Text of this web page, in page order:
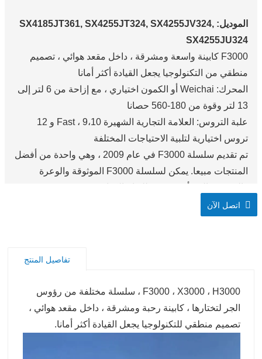
الموديل: SX4185JT361, SX4255JT324, SX4255JV324,
SX4255JU324
F3000 كابينة واسعة ومشرقة ، داخل مقعد هوائي ، تصميم
منطقي من التكنولوجيا يجعل القيادة أكثر أمانا
المحرك: Weichai أو الكمون اختياري ، مع إزاحة من 6 لتر إلى
13 لتر وقوة من 180-560 حصانا
علبة التروس: العلامة التجارية الشهيرة Fast ، 9،10 و 12
تروس اختيارية لتلبية الاحتياجات المختلفة
تم تقديم سلسلة F3000 في عام 2009 ، وهي واحدة من أفضل
المنتجات مبيعا. يمكن لسلسلة F3000 الموثوقة والوعرة
اتصل الآن
تفاصيل المنتج
F3000 ، X3000 ، H3000 ، سلسلة مختلفة من رؤوس
الجر لتختارها ، كابينة رحبة ومشرقة ، داخل مقعد هوائي ،
تصميم منطقي للتكنولوجيا يجعل القيادة أكثر أمانا.